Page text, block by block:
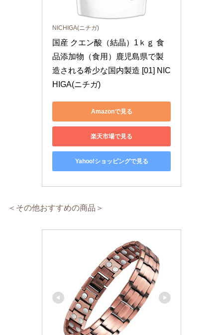
NICHIGA(ニチガ)
国産 クエン酸（結晶）1ｋｇ 食
品添加物（食用）鹿児島県で製
造される希少な国内製造 [01] NIC
HIGA(ニチガ)
Amazonで見る
楽天市場で見る
Yahoo!ショッピングで見る
＜その他おすすめの商品＞